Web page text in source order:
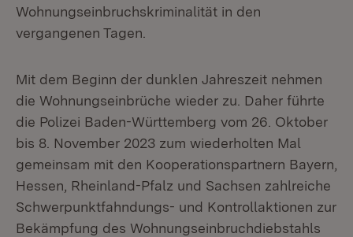
Wohnungseinbruchskriminalität in den
vergangenen Tagen.
Mit dem Beginn der dunklen Jahreszeit nehmen
die Wohnungseinbrüche wieder zu. Daher führte
die Polizei Baden-Württemberg vom 26. Oktober
bis 8. November 2023 zum wiederholten Mal
gemeinsam mit den Kooperationspartnern Bayern,
Hessen, Rheinland-Pfalz und Sachsen zahlreiche
Schwerpunktfahndungs- und Kontrollaktionen zur
Bekämpfung des Wohnungseinbruchdiebstahls